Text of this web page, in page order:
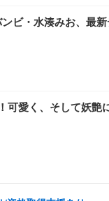
ビ・水湊みお、最
可愛く、そして妖艶